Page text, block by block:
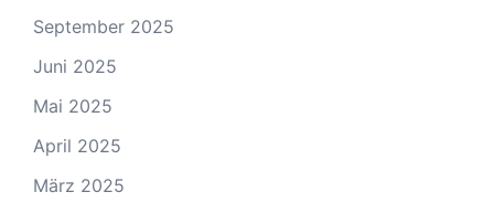
September 2025
Juni 2025
Mai 2025
April 2025
März 2025